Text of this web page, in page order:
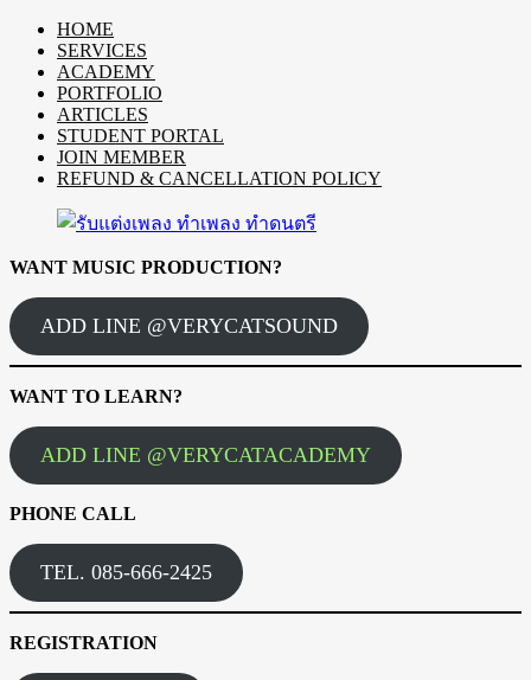
HOME
SERVICES
ACADEMY
PORTFOLIO
ARTICLES
STUDENT PORTAL
JOIN MEMBER
REFUND & CANCELLATION POLICY
WANT MUSIC PRODUCTION?
ADD LINE @VERYCATSOUND
WANT TO LEARN?
ADD LINE @VERYCATACADEMY
PHONE CALL
TEL. 085-666-2425
REGISTRATION